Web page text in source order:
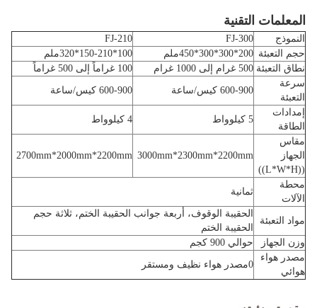
المعلمات التقنية
النموذج FJ-300
FJ-210
حجم التعبئة
200*300*300*450ملم
100*150-210*320ملم
نطاق التعبئة 500 غرام إلى 1000 غرام
100 غراماً إلى 500 غراماً
سرعة
التعبئة
600-900 كيس/ساعة 600-900 كيس/ساعة
إمدادات
الطاقة
مقاس
الجهاز
((L*W*H))
3000mm*2300mm*2200mm
2700mm*2000mm*2200mm
محطة
الآلات
ثمانية
مواد التعبئة
الحقيبة الوقوف، أربعة جوانب الحقيبة الختم، ثلاثة حجم
الحقيبة الختم
وزن الجهاز
حوالي 900 كجم
مصدر هواء
هوائي